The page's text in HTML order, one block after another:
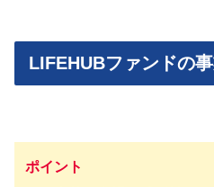
LIFEHUBファンドの
ポイント